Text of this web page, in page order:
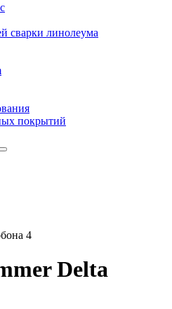
сварки линолеума
покрытий
4
Delta